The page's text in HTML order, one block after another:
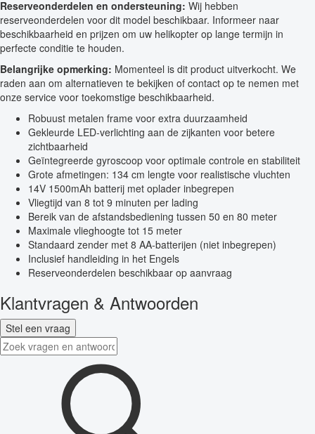
Reserveonderdelen en ondersteuning: Wij hebben
reserveonderdelen voor dit model beschikbaar. Informeer naar
beschikbaarheid en prijzen om uw helikopter op lange termijn in
perfecte conditie te houden.
Belangrijke opmerking: Momenteel is dit product uitverkocht. We
raden aan om alternatieven te bekijken of contact op te nemen met
onze service voor toekomstige beschikbaarheid.
Robuust metalen frame voor extra duurzaamheid
Gekleurde LED-verlichting aan de zijkanten voor betere
zichtbaarheid
Geïntegreerde gyroscoop voor optimale controle en stabiliteit
Grote afmetingen: 134 cm lengte voor realistische vluchten
14V 1500mAh batterij met oplader inbegrepen
Vliegtijd van 8 tot 9 minuten per lading
Bereik van de afstandsbediening tussen 50 en 80 meter
Maximale vlieghoogte tot 15 meter
Standaard zender met 8 AA-batterijen (niet inbegrepen)
Inclusief handleiding in het Engels
Reserveonderdelen beschikbaar op aanvraag
Klantvragen & Antwoorden
Stel een vraag